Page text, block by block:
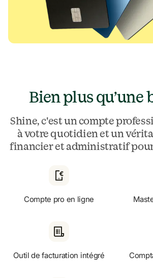
Bien plus qu’une
Shine, c'est un compte
à votre quotidien et un
financier et administratif
Compte pro en ligne
Outil de facturation intégré